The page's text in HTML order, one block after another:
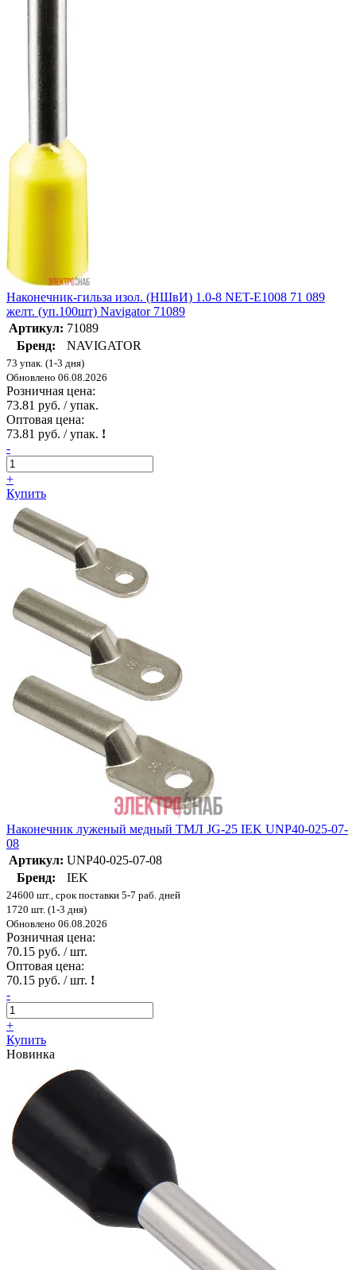
Наконечник-гильза изол. (НШвИ) 1.0-8 NET-Е1008 71 089
желт. (уп.100шт) Navigator 71089
Артикул: 71089
Бренд:
NAVIGATOR
73 упак. (1-3 дня)
Обновлено 06.08.2026
Розничная цена:
73.81 руб. / упак.
Оптовая цена:
73.81 руб. / упак. !
-
+
Купить
Наконечник луженый медный ТМЛ JG-25 IEK UNP40-025-07-
08
Артикул: UNP40-025-07-08
Бренд:
IEK
24600 шт., срок поставки 5-7 раб. дней
1720 шт. (1-3 дня)
Обновлено 06.08.2026
Розничная цена:
70.15 руб. / шт.
Оптовая цена:
70.15 руб. / шт. !
-
+
Купить
Новинка